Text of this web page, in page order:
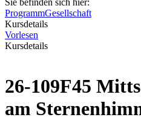
Sie befinden sich hier:
ProgrammGesellschaft
Kursdetails
Vorlesen
Kursdetails
26-109F45
am